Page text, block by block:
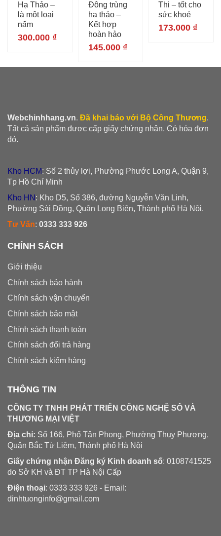
Hạ Thảo –
là một loại
nấm
300.000 ₫
Đông trùng
hạ thảo –
Kết hợp
hoàn hảo
145.000 ₫
Thi – tốt cho
sức khoẻ
173.000 ₫
Webchinhhang.vn. Đã khai báo với Bộ Công Thương.
Tất cả sản phẩm được cấp giấy chứng nhận. Có hóa đơn
đỏ.
Kho HCM: Số 2 thủy lợi, Phường Phước Long A, Quận 9,
Tp Hồ Chí Minh
Kho HN : Kho D5, Số 386, đường Nguyễn Văn Linh,
Phường Sài Đồng, Quận Long Biên, Thành phố Hà Nội.
Tư Vấn: 0333 333 926
CHÍNH SÁCH
Giới thiệu
Chính sách bảo hành
Chính sách vận chuyển
Chính sách bảo mật
Chính sách thanh toán
Chính sách đổi trả hàng
Chính sách kiểm hàng
THÔNG TIN
CÔNG TY TNHH PHÁT TRIỂN CÔNG NGHỆ SỐ VÀ
THƯƠNG MẠI VIỆT
Địa chỉ: Số 166, Phố Tân Phong, Phường Thụy Phương,
Quận Bắc Từ Liêm, Thành phố Hà Nội
Giấy chứng nhận Đăng ký Kinh doanh số: 0108741525
do Sở KH và ĐT TP Hà Nội Cấp
Điện thoại: 0333 333 926 - Email:
dinhtuonginfo@gmail.com